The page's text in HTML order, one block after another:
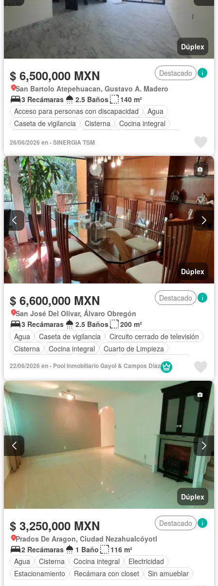
Dúplex
$ 6,500,000 MXN
Destacado
San Bartolo Atepehuacan, Gustavo A. Madero
3 Recámaras
2.5 Baños
140 m²
Acceso para personas con discapacidad
Agua
Caseta de vigilancia
Cisterna
Cocina integral
Recámara con closet
Azotea Sin amueblar
26/06/2026 en - SINERGIA TSM
Dúplex
$ 6,600,000 MXN
Destacado
San José Del Olivar, Álvaro Obregón
3 Recámaras
2.5 Baños
200 m²
Agua
Caseta de vigilancia
Circuito cerrado de televisión
Cisterna
Cocina integral
Cuarto de Limpieza
Recámara con closet
Sin amueblar
22/06/2026 en - Pool Inmobiliario Gayol & Campos Díaz
Dúplex
$ 3,250,000 MXN
Destacado
Prados De Aragon, Ciudad Nezahualcóyotl
2 Recámaras
1 Baño
116 m²
Agua
Cisterna Cocina integral
Electricidad
Estacionamiento
Recámara con closet Sin amueblar